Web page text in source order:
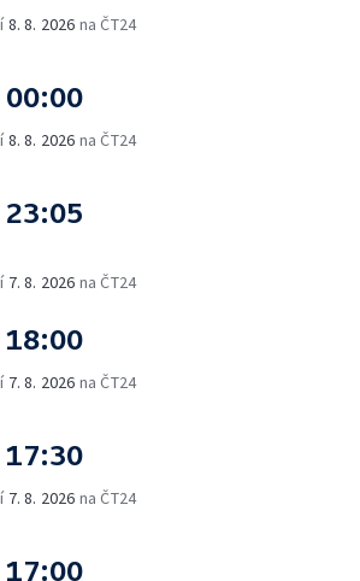
8. 8. 2026 na ČT24
8. 8. 2026 na ČT24
7. 8. 2026 na ČT24
7. 8. 2026 na ČT24
7. 8. 2026 na ČT24